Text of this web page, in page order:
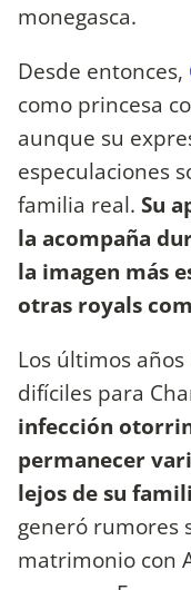
monegasca.
Desde entonces,
como princesa
aunque su
especulaciones
familia real. Su
la acompaña
la imagen más
otras royals
Los últimos
difíciles para
infección
permanecer
lejos de su
generó rumores
matrimonio con